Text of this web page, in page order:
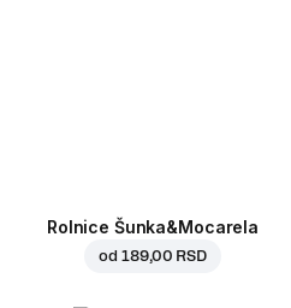
Rolnice Šunka&Mocarela
od 189,00 RSD